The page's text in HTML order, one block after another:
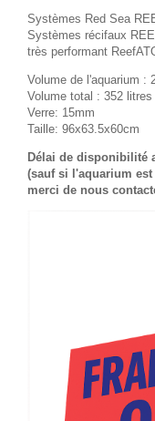
Systèmes Red Sea
Systèmes récifaux
très performant
Volume de l'aquarium :
Volume total : 352 litres
Verre: 15mm
Taille: 96x63.5x60cm
Délai de disponibilité
(sauf si l'aquarium
merci de nous